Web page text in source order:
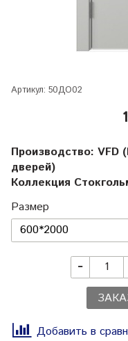
Артикул: 50ДО02
Производство: VFD
дверей)
Коллекция
Размер
Добавить в